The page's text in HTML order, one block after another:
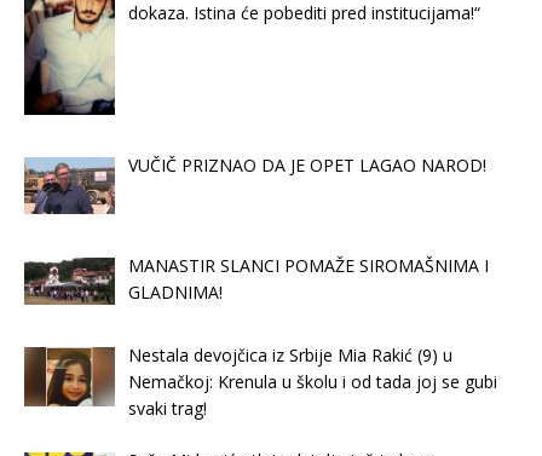
dokaza. Istina će pobediti pred institucijama!“
VUČIČ PRIZNAO DA JE OPET LAGAO NAROD!
MANASTIR SLANCI POMAŽE SIROMAŠNIMA I
GLADNIMA!
Nestala devojčica iz Srbije Mia Rakić (9) u
Nemačkoj: Krenula u školu i od tada joj se gubi
svaki trag!